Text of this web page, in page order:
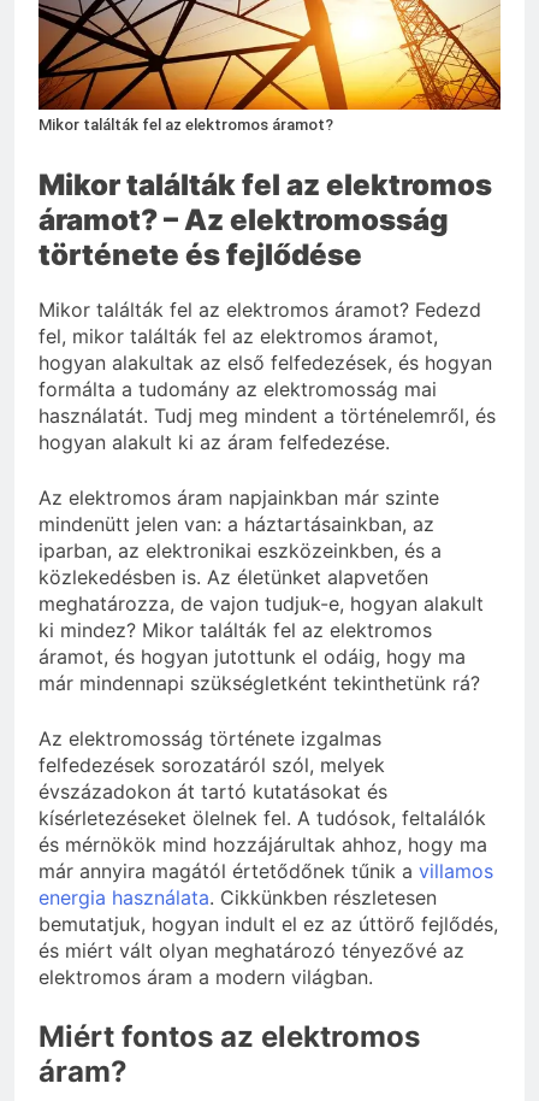
választani?
3 Nap Ezelőtt
Mikor találták fel az elektromos áramot?
Mikor találták fel az elektromos
áramot? – Az elektromosság
története és fejlődése
Mikor találták fel az elektromos áramot? Fedezd
fel, mikor találták fel az elektromos áramot,
hogyan alakultak az első felfedezések, és hogyan
formálta a tudomány az elektromosság mai
használatát. Tudj meg mindent a történelemről, és
hogyan alakult ki az áram felfedezése.
Az elektromos áram napjainkban már szinte
mindenütt jelen van: a háztartásainkban, az
iparban, az elektronikai eszközeinkben, és a
közlekedésben is. Az életünket alapvetően
meghatározza, de vajon tudjuk-e, hogyan alakult
ki mindez? Mikor találták fel az elektromos
áramot, és hogyan jutottunk el odáig, hogy ma
már mindennapi szükségletként tekinthetünk rá?
Az elektromosság története izgalmas
felfedezések sorozatáról szól, melyek
évszázadokon át tartó kutatásokat és
kísérletezéseket ölelnek fel. A tudósok, feltalálók
és mérnökök mind hozzájárultak ahhoz, hogy ma
már annyira magától értetődőnek tűnik a villamos
energia használata. Cikkünkben részletesen
bemutatjuk, hogyan indult el ez az úttörő fejlődés,
és miért vált olyan meghatározó tényezővé az
elektromos áram a modern világban.
Miért fontos az elektromos
áram?